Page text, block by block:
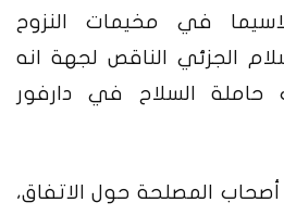
في مخيمات النزوح
الجزئي الناقص لجهة انه
حاملة السلاح في دارفور
أصحاب المصلحة حول الاتفاق،